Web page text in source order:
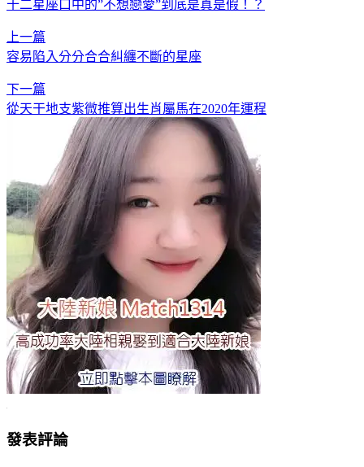
十二星座口中的”不想戀愛”到底是真是假！？
上一篇
容易陷入分分合合糾纏不斷的星座
下一篇
從天干地支紫微推算出生肖屬馬在2020年運程
發表評論